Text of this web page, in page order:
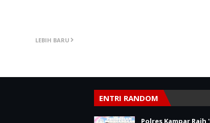
LEBIH BARU
ENTRI RANDOM
Polres Kampar